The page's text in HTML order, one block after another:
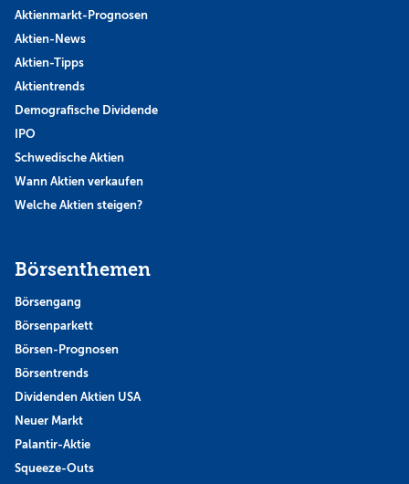
Aktienmarkt-Prognosen
Aktien-News
Aktien-Tipps
Aktientrends
Demografische Dividende
IPO
Schwedische Aktien
Wann Aktien verkaufen
Welche Aktien steigen?
Börsenthemen
Börsengang
Börsenparkett
Börsen-Prognosen
Börsentrends
Dividenden Aktien USA
Neuer Markt
Palantir-Aktie
Squeeze-Outs